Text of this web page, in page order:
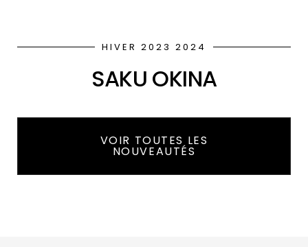
HIVER 2023 2024
SAKU OKINA
VOIR TOUTES LES
NOUVEAUTÉS